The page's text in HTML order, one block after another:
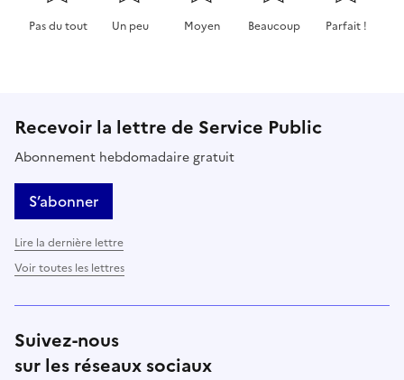
Pas du tout Un peu Moyen Beaucoup Parfait !
Recevoir la lettre de Service Public
Abonnement hebdomadaire gratuit
S’abonner
Lire la dernière lettre
Voir toutes les lettres
Suivez-nous
sur les réseaux sociaux